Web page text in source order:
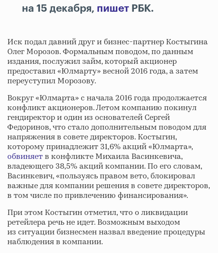
на 15 декабря, пишет РБК.
Иск подал давний друг и бизнес-партнер Костыгина
Олег Морозов. Формальным поводом, по данным
издания, послужил займ, который акционер
предоставил «Юлмарту» весной 2016 года, а затем
переуступил Морозову.
Вокруг «Юлмарта» с начала 2016 года продолжается
конфликт акционеров. Летом компанию покинул
гендиректор и один из основателей Сергей
Федоринов, что стало дополнительным поводом для
напряжения в совете директоров. Костыгин,
которому принадлежит 31,6% акций «Юлмарта»,
обвиняетв конфликте Михаила Васинкевича,
владеющего 38,5% акций компании. По его словам,
Васинкевич, «пользуясь правом вето, блокировал
важные для компании решения в совете директоров,
в том числе по привлечению финансирования».
При этом Костыгин отметил, что о ликвидации
ретейлера речь не идет. Возможным выходом
из ситуации бизнесмен назвал введение процедуры
наблюдения в компании.